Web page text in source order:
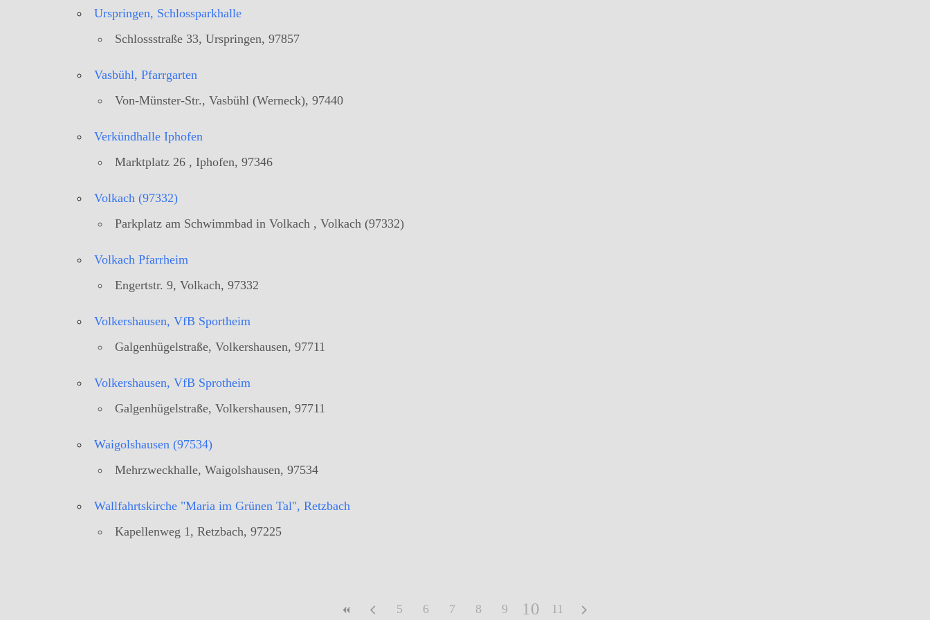
Urspringen, Schlossparkhalle
Schlossstraße 33, Urspringen, 97857
Vasbühl, Pfarrgarten
Von-Münster-Str., Vasbühl (Werneck), 97440
Verkündhalle Iphofen
Marktplatz 26 , Iphofen, 97346
Volkach (97332)
Parkplatz am Schwimmbad in Volkach , Volkach (97332)
Volkach Pfarrheim
Engertstr. 9, Volkach, 97332
Volkershausen, VfB Sportheim
Galgenhügelstraße, Volkershausen, 97711
Volkershausen, VfB Sprotheim
Galgenhügelstraße, Volkershausen, 97711
Waigolshausen (97534)
Mehrzweckhalle, Waigolshausen, 97534
Wallfahrtskirche "Maria im Grünen Tal", Retzbach
Kapellenweg 1, Retzbach, 97225
5 6 7 8 9 10 11